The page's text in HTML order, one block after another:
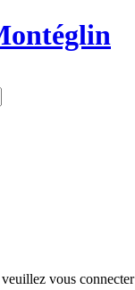
vous connecter